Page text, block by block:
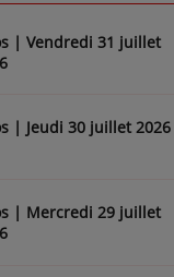
| Vendredi 31 juillet
| Jeudi 30 juillet 2026
| Mercredi 29 juillet